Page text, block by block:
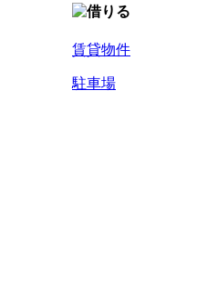
賃貸物件
駐車場